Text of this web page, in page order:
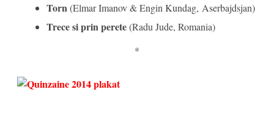
Torn(Elmar Imanov & Engin Kundag, Aserbajdsjan)
Trece si prin perete(Radu Jude, Romania)
*